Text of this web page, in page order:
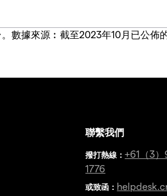
數據來源︰截至2023年10月已公佈的
聯繫我們
撥打熱線 ：+61（3
1776
或致函：